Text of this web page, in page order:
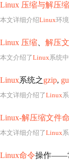
Linux 压缩与解压缩
本文详细介绍Linux环
Linux 压缩 解压
本文介绍了Linux系统
Linux系统之gzip,
本文详细介绍了Linux
Linux-解压缩文件
本文详细介绍了Linux
Linux命令操作——